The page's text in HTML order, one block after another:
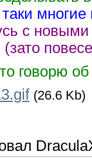
многие
с
(зато
говорю
(26.6 Kb)